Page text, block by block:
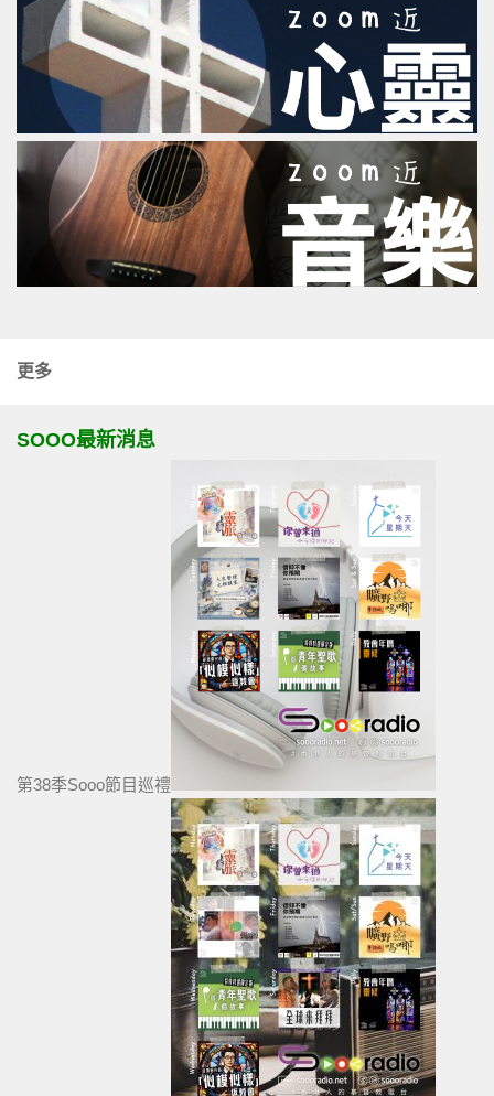
更多
SOOO最新消息
第38季Sooo節目巡禮